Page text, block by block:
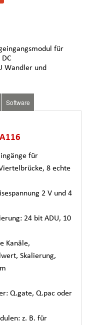
für
Wandler und
Software
für
8 echte
2 V und 4
24 bit ADU, 10
Kanäle,
Skalierung,
Q.gate, Q.pac oder
z. B. für